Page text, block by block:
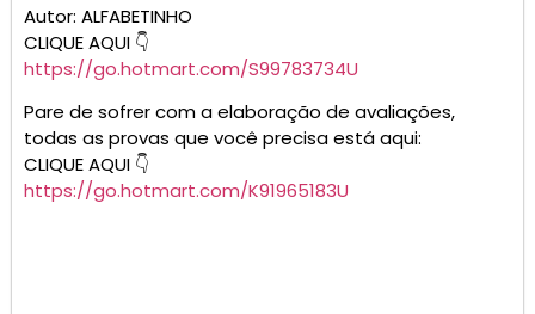
Autor: ALFABETINHO
CLIQUE AQUI 👇
https://go.hotmart.com/S99783734U
Pare de sofrer com a elaboração de avaliações,
todas as provas que você precisa está aqui:
CLIQUE AQUI 👇
https://go.hotmart.com/K91965183U